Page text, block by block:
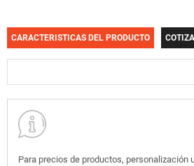
CARACTERISTICAS DEL PRODUCTO
Para precios de productos, personalización